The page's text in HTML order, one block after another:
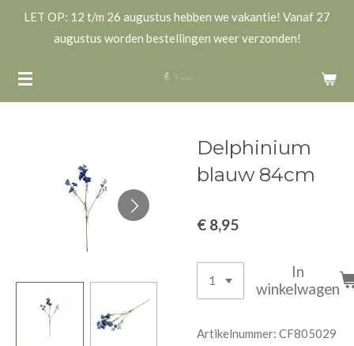
de
hoofdinhoud
LET OP: 12 t/m 26 augustus hebben we vakantie! Vanaf 27
augustus worden bestellingen weer verzonden!
Delphinium
blauw 84cm
€ 8,95
In
winkelwagen
Artikelnummer: CF805029